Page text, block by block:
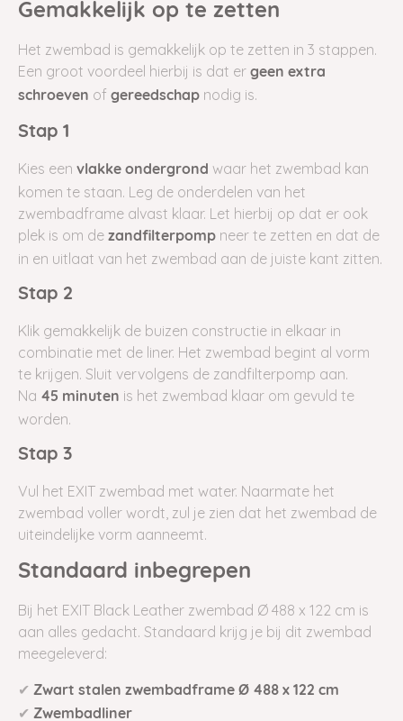
Gemakkelijk op te zetten
Het zwembad is gemakkelijk op te zetten in 3 stappen.
Een groot voordeel hierbij is dat er geen extra
schroeven of gereedschap nodig is.
Stap 1
Kies een vlakke ondergrond waar het zwembad kan
komen te staan. Leg de onderdelen van het
zwembadframe alvast klaar. Let hierbij op dat er ook
plek is om de zandfilterpomp neer te zetten en dat de
in en uitlaat van het zwembad aan de juiste kant zitten.
Stap 2
Klik gemakkelijk de buizen constructie in elkaar in
combinatie met de liner. Het zwembad begint al vorm
te krijgen. Sluit vervolgens de zandfilterpomp aan.
Na 45 minuten is het zwembad klaar om gevuld te
worden.
Stap 3
Vul het EXIT zwembad met water. Naarmate het
zwembad voller wordt, zul je zien dat het zwembad de
uiteindelijke vorm aanneemt.
Standaard inbegrepen
Bij het EXIT Black Leather zwembad Ø 488 x 122 cm is
aan alles gedacht. Standaard krijg je bij dit zwembad
meegeleverd:
✔ Zwart stalen zwembadframe Ø 488 x 122 cm
✔ Zwembadliner